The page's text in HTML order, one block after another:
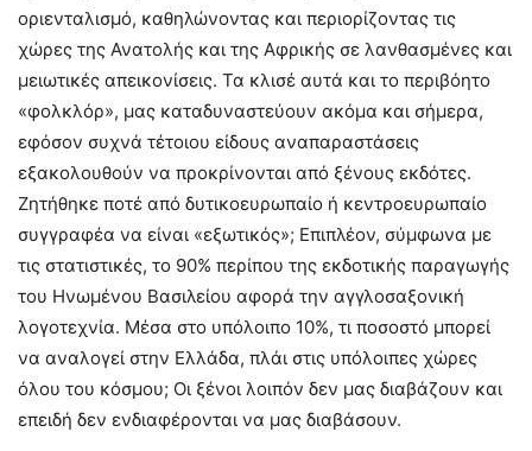
οριενταλισμό, καθηλώνοντας και περιορίζοντας τις
χώρες της Ανατολής και της Αφρικής σε λανθασμένες και
μειωτικές απεικονίσεις. Τα κλισέ αυτά και το περιβόητο
«φολκλόρ», μας καταδυναστεύουν ακόμα και σήμερα,
εφόσον συχνά τέτοιου είδους αναπαραστάσεις
εξακολουθούν να προκρίνονται από ξένους εκδότες.
Ζητήθηκε ποτέ από δυτικοευρωπαίο ή κεντροευρωπαίο
συγγραφέα να είναι «εξωτικός»; Επιπλέον, σύμφωνα με
τις στατιστικές, το 90% περίπου της εκδοτικής παραγωγής
του Ηνωμένου Βασιλείου αφορά την αγγλοσαξονική
λογοτεχνία. Μέσα στο υπόλοιπο 10%, τι ποσοστό μπορεί
να αναλογεί στην Ελλάδα, πλάι στις υπόλοιπες χώρες
όλου του κόσμου; Οι ξένοι λοιπόν δεν μας διαβάζουν και
επειδή δεν ενδιαφέρονται να μας διαβάσουν.